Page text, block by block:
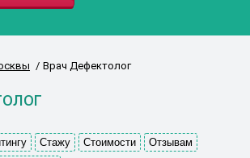
Врач Дефектолог
Стажу Стоимости
Отзывам